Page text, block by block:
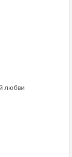
любви